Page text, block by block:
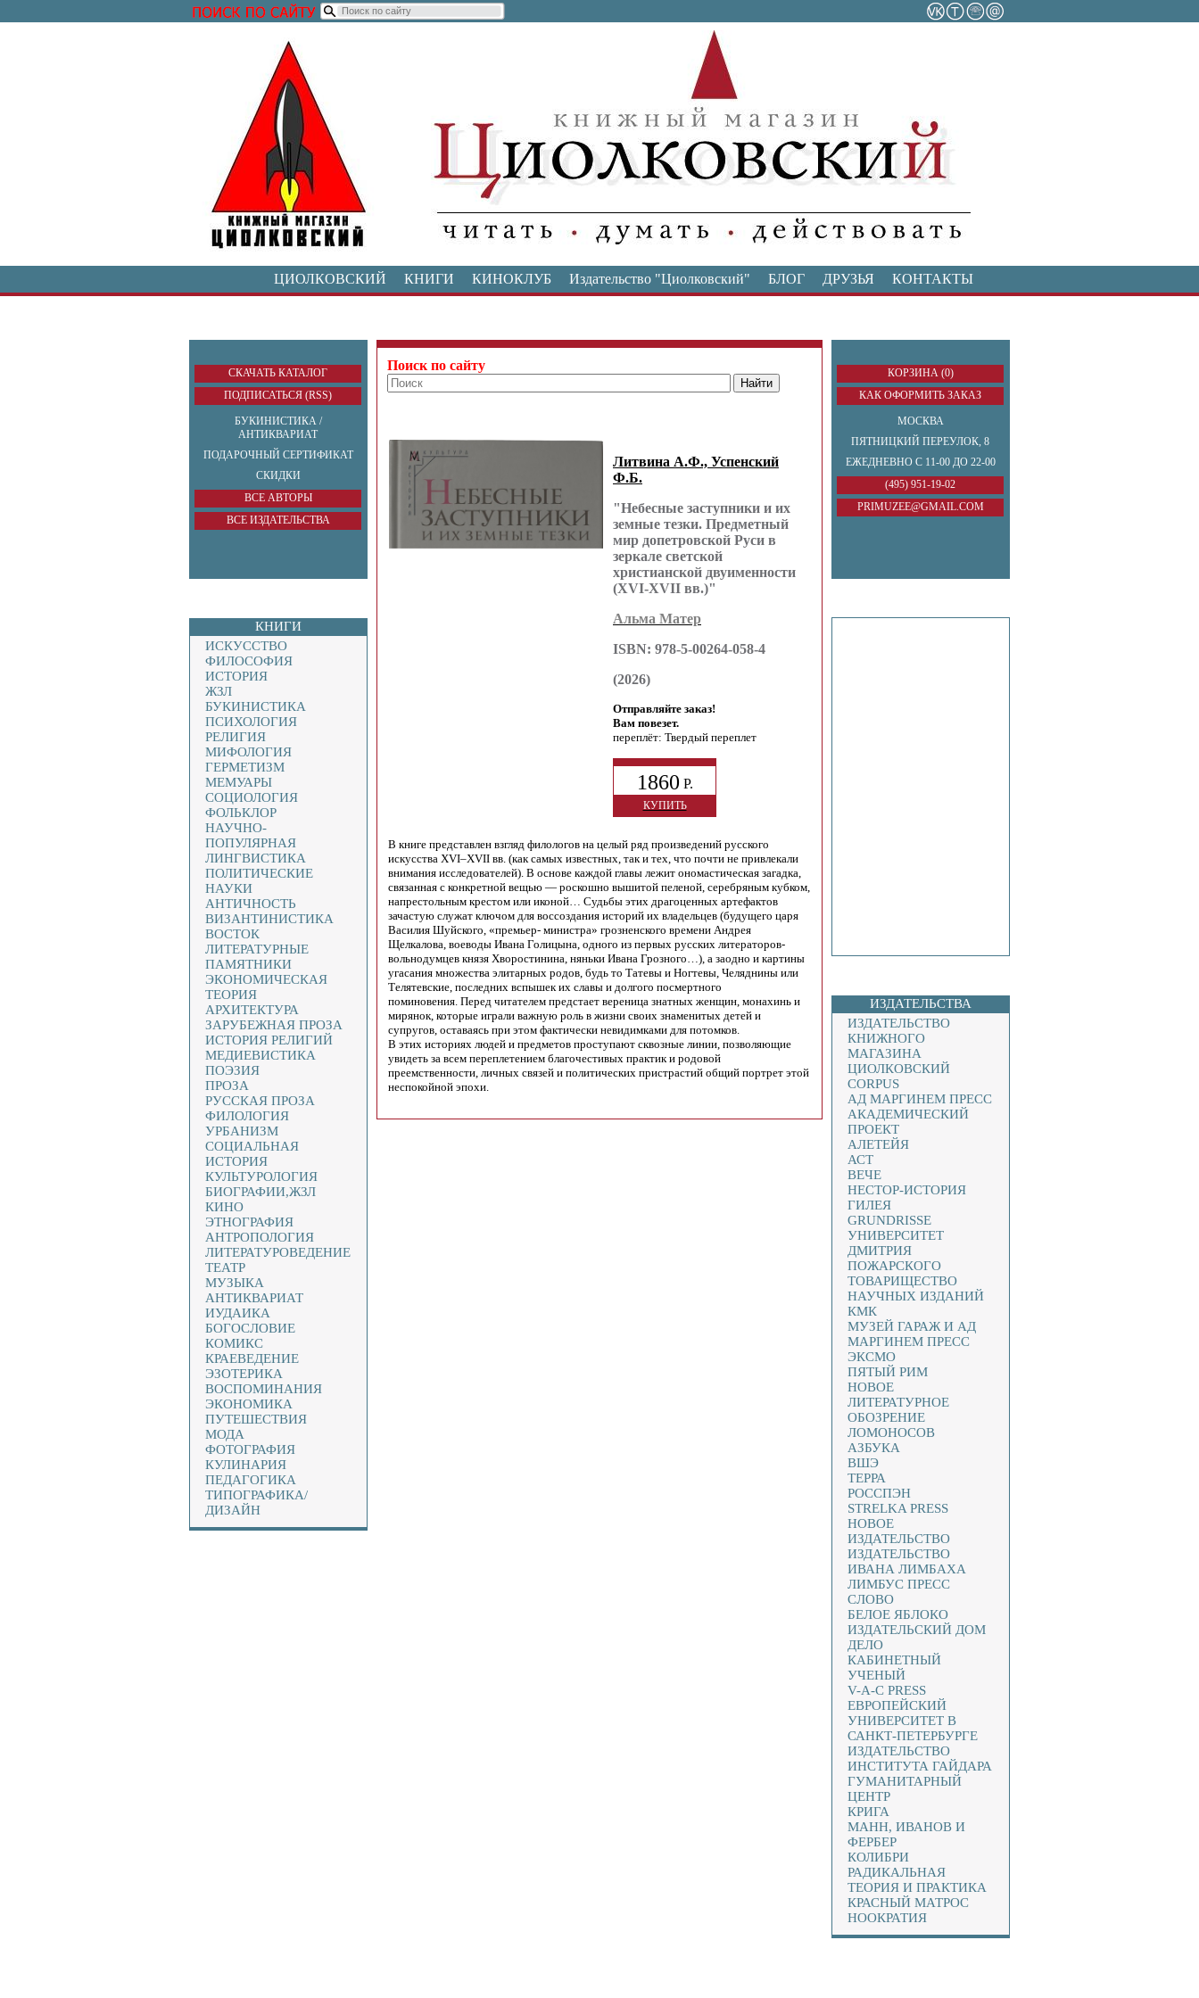
ЦИОЛКОВСКИЙ КНИГИ КИНОКЛУБ Издательство "Циолковский" БЛОГ ДРУЗЬЯ КОНТАКТЫ
СКАЧАТЬ КАТАЛОГ
ПОДПИСАТЬСЯ (RSS)
БУКИНИСТИКА /
АНТИКВАРИАТ
ПОДАРОЧНЫЙ СЕРТИФИКАТ
СКИДКИ
ВСЕ АВТОРЫ
ВСЕ ИЗДАТЕЛЬСТВА
КНИГИ
ИСКУССТВО
ФИЛОСОФИЯ
ИСТОРИЯ
ЖЗЛ
БУКИНИСТИКА
ПСИХОЛОГИЯ
РЕЛИГИЯ
МИФОЛОГИЯ
ГЕРМЕТИЗМ
МЕМУАРЫ
СОЦИОЛОГИЯ
ФОЛЬКЛОР
НАУЧНО-
ПОПУЛЯРНАЯ
ЛИНГВИСТИКА
ПОЛИТИЧЕСКИЕ
НАУКИ
АНТИЧНОСТЬ
ВИЗАНТИНИСТИКА
ВОСТОК
ЛИТЕРАТУРНЫЕ
ПАМЯТНИКИ
ЭКОНОМИЧЕСКАЯ
ТЕОРИЯ
АРХИТЕКТУРА
ЗАРУБЕЖНАЯ ПРОЗА
ИСТОРИЯ РЕЛИГИЙ
МЕДИЕВИСТИКА
ПОЭЗИЯ
ПРОЗА
РУССКАЯ ПРОЗА
ФИЛОЛОГИЯ
УРБАНИЗМ
СОЦИАЛЬНАЯ
ИСТОРИЯ
КУЛЬТУРОЛОГИЯ
БИОГРАФИИ,ЖЗЛ
КИНО
ЭТНОГРАФИЯ
АНТРОПОЛОГИЯ
ЛИТЕРАТУРОВЕДЕНИЕ
ТЕАТР
МУЗЫКА
АНТИКВАРИАТ
ИУДАИКА
БОГОСЛОВИЕ
КОМИКС
КРАЕВЕДЕНИЕ
ЭЗОТЕРИКА
ВОСПОМИНАНИЯ
ЭКОНОМИКА
ПУТЕШЕСТВИЯ
МОДА
ФОТОГРАФИЯ
КУЛИНАРИЯ
ПЕДАГОГИКА
ТИПОГРАФИКА/
ДИЗАЙН
Поиск по сайту
Литвина А.Ф., Успенский
Ф.Б.
"Небесные заступники и их
земные тезки. Предметный
мир допетровской Руси в
зеркале светской
христианской двуименности
(XVI-XVII вв.)"
Альма Матер
ISBN: 978-5-00264-058-4
(2026)
Отправляйте заказ!
Вам повезет.
переплёт: Твердый переплет
1860 Р.
КУПИТЬ
В книге представлен взгляд филологов на целый ряд произведений русского
искусства XVI–XVII вв. (как самых известных, так и тех, что почти не привлекали
внимания исследователей). В основе каждой главы лежит ономастическая загадка,
связанная с конкретной вещью — роскошно вышитой пеленой, серебряным кубком,
напрестольным крестом или иконой… Судьбы этих драгоценных артефактов
зачастую служат ключом для воссоздания историй их владельцев (будущего царя
Василия Шуйского, «премьер- министра» грозненского времени Андрея
Щелкалова, воеводы Ивана Голицына, одного из первых русских литераторов-
вольнодумцев князя Хворостинина, няньки Ивана Грозного…), а заодно и картины
угасания множества элитарных родов, будь то Татевы и Ногтевы, Челяднины или
Телятевские, последних вспышек их славы и долгого посмертного
поминовения. Перед читателем предстает вереница знатных женщин, монахинь и
мирянок, которые играли важную роль в жизни своих знаменитых детей и
супругов, оставаясь при этом фактически невидимками для потомков.
В этих историях людей и предметов проступают сквозные линии, позволяющие
увидеть за всем переплетением благочестивых практик и родовой
преемственности, личных связей и политических пристрастий общий портрет этой
неспокойной эпохи.
КОРЗИНА (0)
КАК ОФОРМИТЬ ЗАКАЗ
МОСКВА
ПЯТНИЦКИЙ ПЕРЕУЛОК, 8
ЕЖЕДНЕВНО С 11-00 ДО 22-00
(495) 951-19-02
PRIMUZEE@GMAIL.COM
ИЗДАТЕЛЬСТВА
ИЗДАТЕЛЬСТВО
КНИЖНОГО
МАГАЗИНА
ЦИОЛКОВСКИЙ
CORPUS
АД МАРГИНЕМ ПРЕСС
АКАДЕМИЧЕСКИЙ
ПРОЕКТ
АЛЕТЕЙЯ
АСТ
ВЕЧЕ
НЕСТОР-ИСТОРИЯ
ГИЛЕЯ
GRUNDRISSE
УНИВЕРСИТЕТ
ДМИТРИЯ
ПОЖАРСКОГО
ТОВАРИЩЕСТВО
НАУЧНЫХ ИЗДАНИЙ
КМК
МУЗЕЙ ГАРАЖ И АД
МАРГИНЕМ ПРЕСС
ЭКСМО
ПЯТЫЙ РИМ
НОВОЕ
ЛИТЕРАТУРНОЕ
ОБОЗРЕНИЕ
ЛОМОНОСОВ
АЗБУКА
ВШЭ
ТЕРРА
РОССПЭН
STRELKA PRESS
НОВОЕ
ИЗДАТЕЛЬСТВО
ИЗДАТЕЛЬСТВО
ИВАНА ЛИМБАХА
ЛИМБУС ПРЕСС
СЛОВО
БЕЛОЕ ЯБЛОКО
ИЗДАТЕЛЬСКИЙ ДОМ
ДЕЛО
КАБИНЕТНЫЙ
УЧЕНЫЙ
V-A-C PRESS
ЕВРОПЕЙСКИЙ
УНИВЕРСИТЕТ В
САНКТ-ПЕТЕРБУРГЕ
ИЗДАТЕЛЬСТВО
ИНСТИТУТА ГАЙДАРА
ГУМАНИТАРНЫЙ
ЦЕНТР
КРИГА
МАНН, ИВАНОВ И
ФЕРБЕР
КОЛИБРИ
РАДИКАЛЬНАЯ
ТЕОРИЯ И ПРАКТИКА
КРАСНЫЙ МАТРОС
НООКРАТИЯ